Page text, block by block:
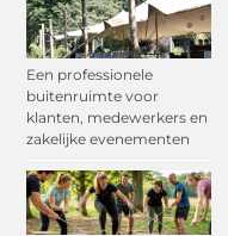
Een professionele
buitenruimte voor
klanten, medewerkers en
zakelijke evenementen